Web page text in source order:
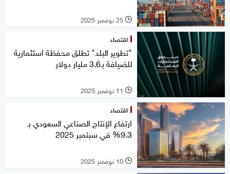
l 25 نوفمبر 2025
اقتصاد
"تطوير البلد" تطلق محفظة استثمارية
للضيافة بـ3.6 مليار دولار
l 11 نوفمبر 2025
اقتصاد
ارتفاع الإنتاج الصناعي السعودي بـ
9.3% في سبتمبر 2025
l 10 نوفمبر 2025